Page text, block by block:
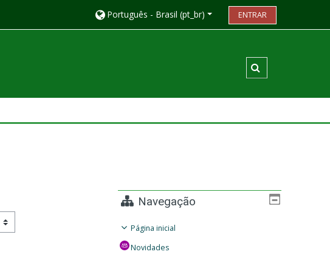
Português - Brasil ‎(pt_br)‎ ENTRAR
Navegação
Página inicial
Novidades